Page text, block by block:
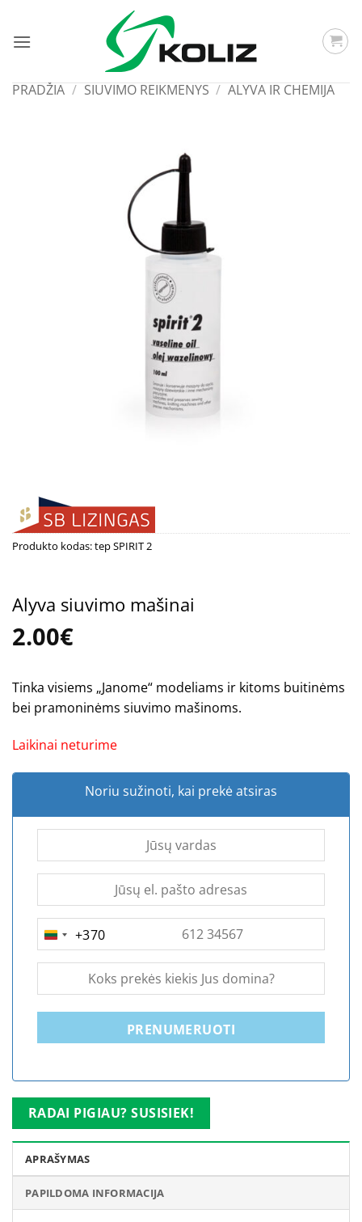
content
PRADŽIA / SIUVIMO REIKMENYS / ALYVA IR CHEMIJA
Produkto kodas:tep SPIRIT 2
Alyva siuvimo mašinai
2.00€
Tinka visiems „Janome“ modeliams ir kitoms buitinėms
bei pramoninėms siuvimo mašinoms.
Laikinai neturime
Noriu sužinoti, kai prekė atsiras
LITHUANIA
+370
+370
PRENUMERUOTI
RADAI PIGIAU? SUSISIEK!
APRAŠYMAS
PAPILDOMA INFORMACIJA